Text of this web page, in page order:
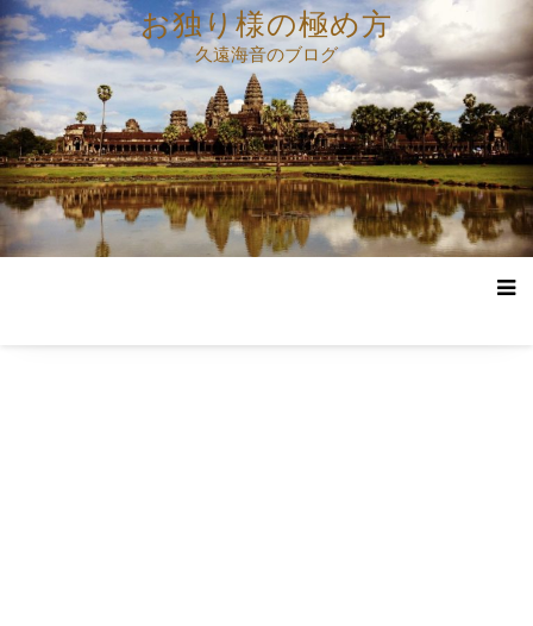
コ
ン
テ
ン
ツ
へ
ス
キ
ッ
お独り様の極め方
久遠海音のブログ